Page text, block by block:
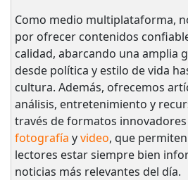
Como medio multiplataforma,
por ofrecer contenidos
calidad, abarcando una amplia
desde política y estilo de vida
cultura. Además, ofrecemos
análisis, entretenimiento y
través de formatos
fotografía yvideo, que
lectores estar siempre bien
noticias más relevantes del día.